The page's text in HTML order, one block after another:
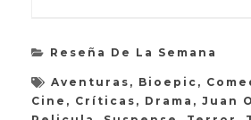
Reseña De La Semana
Aventuras , Bioepic ,
Cine , Críticas , Drama , Juan